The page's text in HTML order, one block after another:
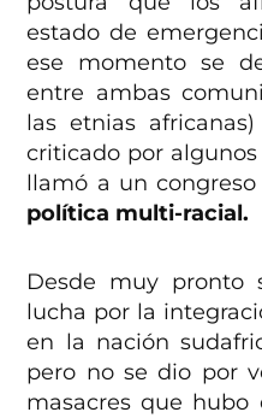
estado de
ese momento se
entre ambas
las etnias
criticado por algunos
llamó a un
política multi-racial.
Desde muy pronto
lucha por la
en la nación
pero no se dio por
masacres que hubo